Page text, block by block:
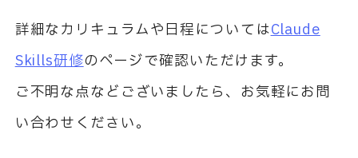
詳細なカリキュラムや日程についてはClaude
Skills研修のページで確認いただけます。
ご不明な点などございましたら、お気軽にお問
い合わせください。